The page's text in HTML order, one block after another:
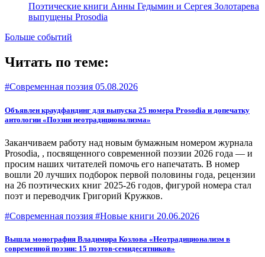
Поэтические книги Анны Гедымин и Сергея Золотарева
выпущены Prosodia
Больше событий
Читать по теме:
#Современная поэзия 05.08.2026
Объявлен краудфандинг для выпуска 25 номера Prosodia и допечатку
антологии «Поэзия неотрадиционализма»
Заканчиваем работу над новым бумажным номером журнала
Prosodia, , посвященного современной поэзии 2026 года — и
просим наших читателей помочь его напечатать. В номер
вошли 20 лучших подборок первой половины года, рецензии
на 26 поэтических книг 2025-26 годов, фигурой номера стал
поэт и переводчик Григорий Кружков.
#Современная поэзия #Новые книги 20.06.2026
Вышла монография Владимира Козлова «Неотрадиционализм в
современной поэзии: 15 поэтов-семидесятников»